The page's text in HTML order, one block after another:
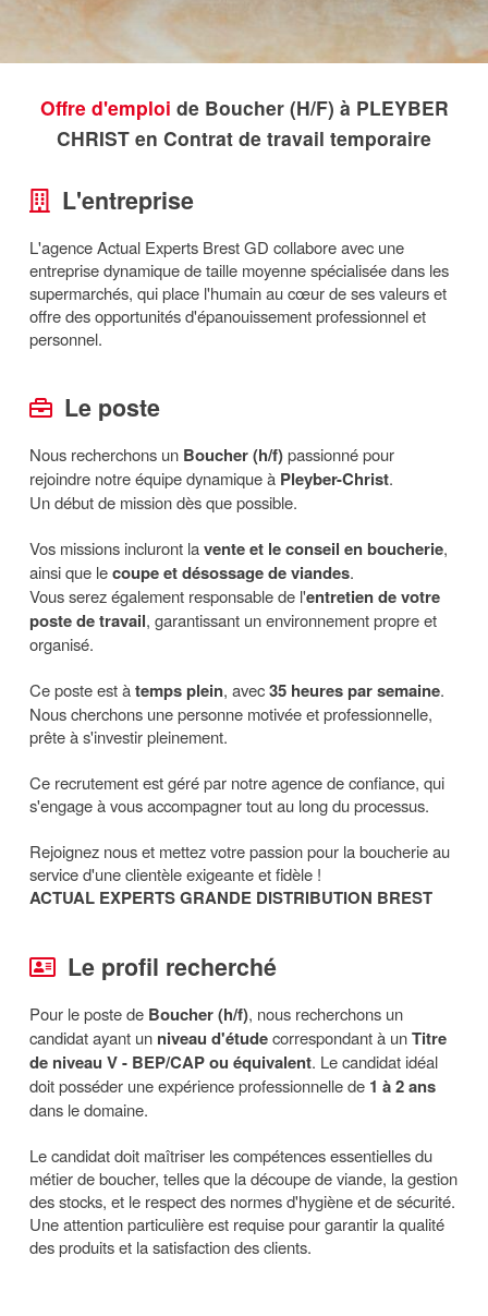
Offre d'emploi de Boucher (H/F) à PLEYBER
CHRIST en Contrat de travail temporaire
L'entreprise
L'agence Actual Experts Brest GD collabore avec une
entreprise dynamique de taille moyenne spécialisée dans les
supermarchés, qui place l'humain au cœur de ses valeurs et
offre des opportunités d'épanouissement professionnel et
personnel.
Le poste
Nous recherchons un Boucher (h/f)passionné pour
rejoindre notre équipe dynamique à Pleyber-Christ.
Un début de mission dès que possible.
Vos missions incluront lavente et le conseil en boucherie,
ainsi que lecoupe et désossage de viandes.
Vous serez également responsable de l'entretien de votre
poste de travail, garantissant un environnement propre et
organisé.
Ce poste est àtemps plein, avec35 heures par semaine.
Nous cherchons une personne motivée et professionnelle,
prête à s'investir pleinement.
Ce recrutement est géré par notre agence de confiance, qui
s'engage à vous accompagner tout au long du processus.
Rejoignez nous et mettez votre passion pour la boucherie au
service d'une clientèle exigeante et fidèle !
ACTUAL EXPERTS GRANDE DISTRIBUTION BREST
Le profil recherché
Pour le poste de Boucher (h/f), nous recherchons un
candidat ayant un niveau d'étudecorrespondant à unTitre
de niveau V - BEP/CAP ou équivalent. Le candidat idéal
doit posséder une expérience professionnelle de 1 à 2 ans
dans le domaine.
Le candidat doit maîtriser les compétences essentielles du
métier de boucher, telles que la découpe de viande, la gestion
des stocks, et le respect des normes d'hygiène et de sécurité.
Une attention particulière est requise pour garantir la qualité
des produits et la satisfaction des clients.